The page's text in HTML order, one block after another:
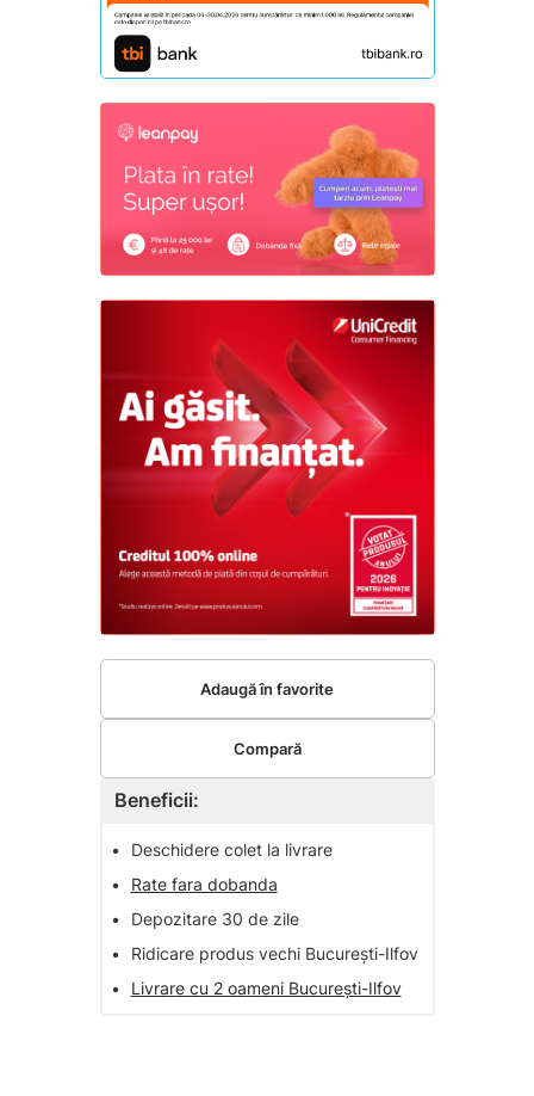
Beneficii:
•
Deschidere colet la livrare
•
Rate fara dobanda
•
Depozitare 30 de zile
•
Ridicare produs vechi București-Ilfov
•
Livrare cu 2 oameni București-Ilfov
Adaugă în favorite
Compară